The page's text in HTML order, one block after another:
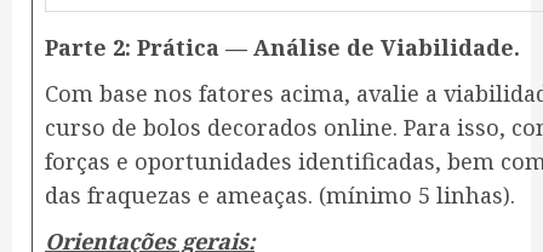
Parte 2: Prática — Análise de Viabilidade.
Com base nos fatores acima, avalie a
curso de bolos decorados online. Para isso,
forças e oportunidades identificadas, bem
das fraquezas e ameaças. (mínimo 5 linhas).
Orientações gerais: